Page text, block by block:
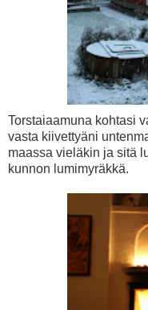
Torstaiaamuna kohtasi
vasta kiivettyäni
maassa vieläkin ja sitä
kunnon lumimyräkkä.